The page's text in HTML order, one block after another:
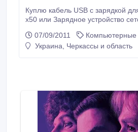
Куплю кабель USB c зарядкой
x50 или Зарядное устройство
07/09/2011
Компьютерные
Украина, Черкассы и область